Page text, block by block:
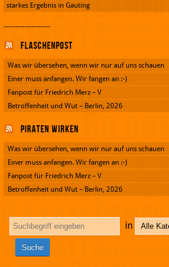
starkes Ergebnis in Gauting
--------------------
Flaschenpost
Was wir übersehen, wenn wir nur auf uns schauen
Einer muss anfangen. Wir fangen an :-)
Fanpost für Friedrich Merz – V
Betroffenheit und Wut – Berlin, 2026
Piraten wirken
Was wir übersehen, wenn wir nur auf uns schauen
Einer muss anfangen. Wir fangen an :-)
Fanpost für Friedrich Merz – V
Betroffenheit und Wut – Berlin, 2026
in